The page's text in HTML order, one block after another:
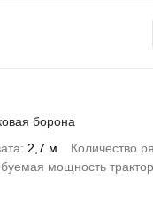
борона
2,7 м Количество
мощность